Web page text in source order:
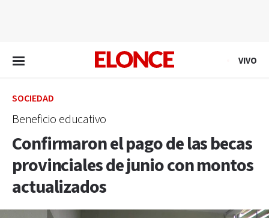
VIVO
SOCIEDAD
Beneficio educativo
Confirmaron el pago de las becas
provinciales de junio con montos
actualizados